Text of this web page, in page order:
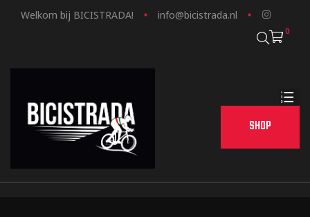
Welkom bij BICISTRADA! info@bicistrada.nl
0
SHOP